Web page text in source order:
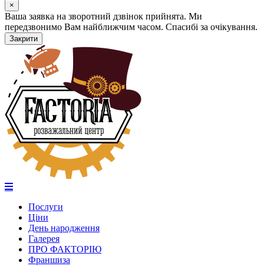
×
Ваша заявка на зворотний дзвінок прийнята. Ми
передзвонимо Вам найближчим часом. Спасибі за очікування.
Закрити
Послуги
Ціни
День народження
Галерея
ПРО ФАКТОРІЮ
Франшиза